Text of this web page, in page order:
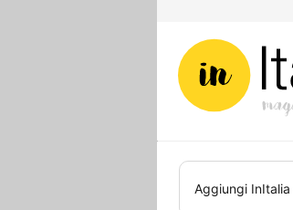
Aggiungi InItalia